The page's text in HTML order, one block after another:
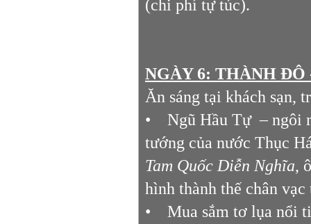
(chi phí tự túc).
NGÀY 6: THÀNH ĐÔ
Ăn sáng tại khách sạn,
• Ngũ Hầu Tự – ngôi
tướng của nước Thục
Tam Quốc Diễn Nghĩa,
hình thành thế chân vạc
• Mua sắm tơ lụa nổi